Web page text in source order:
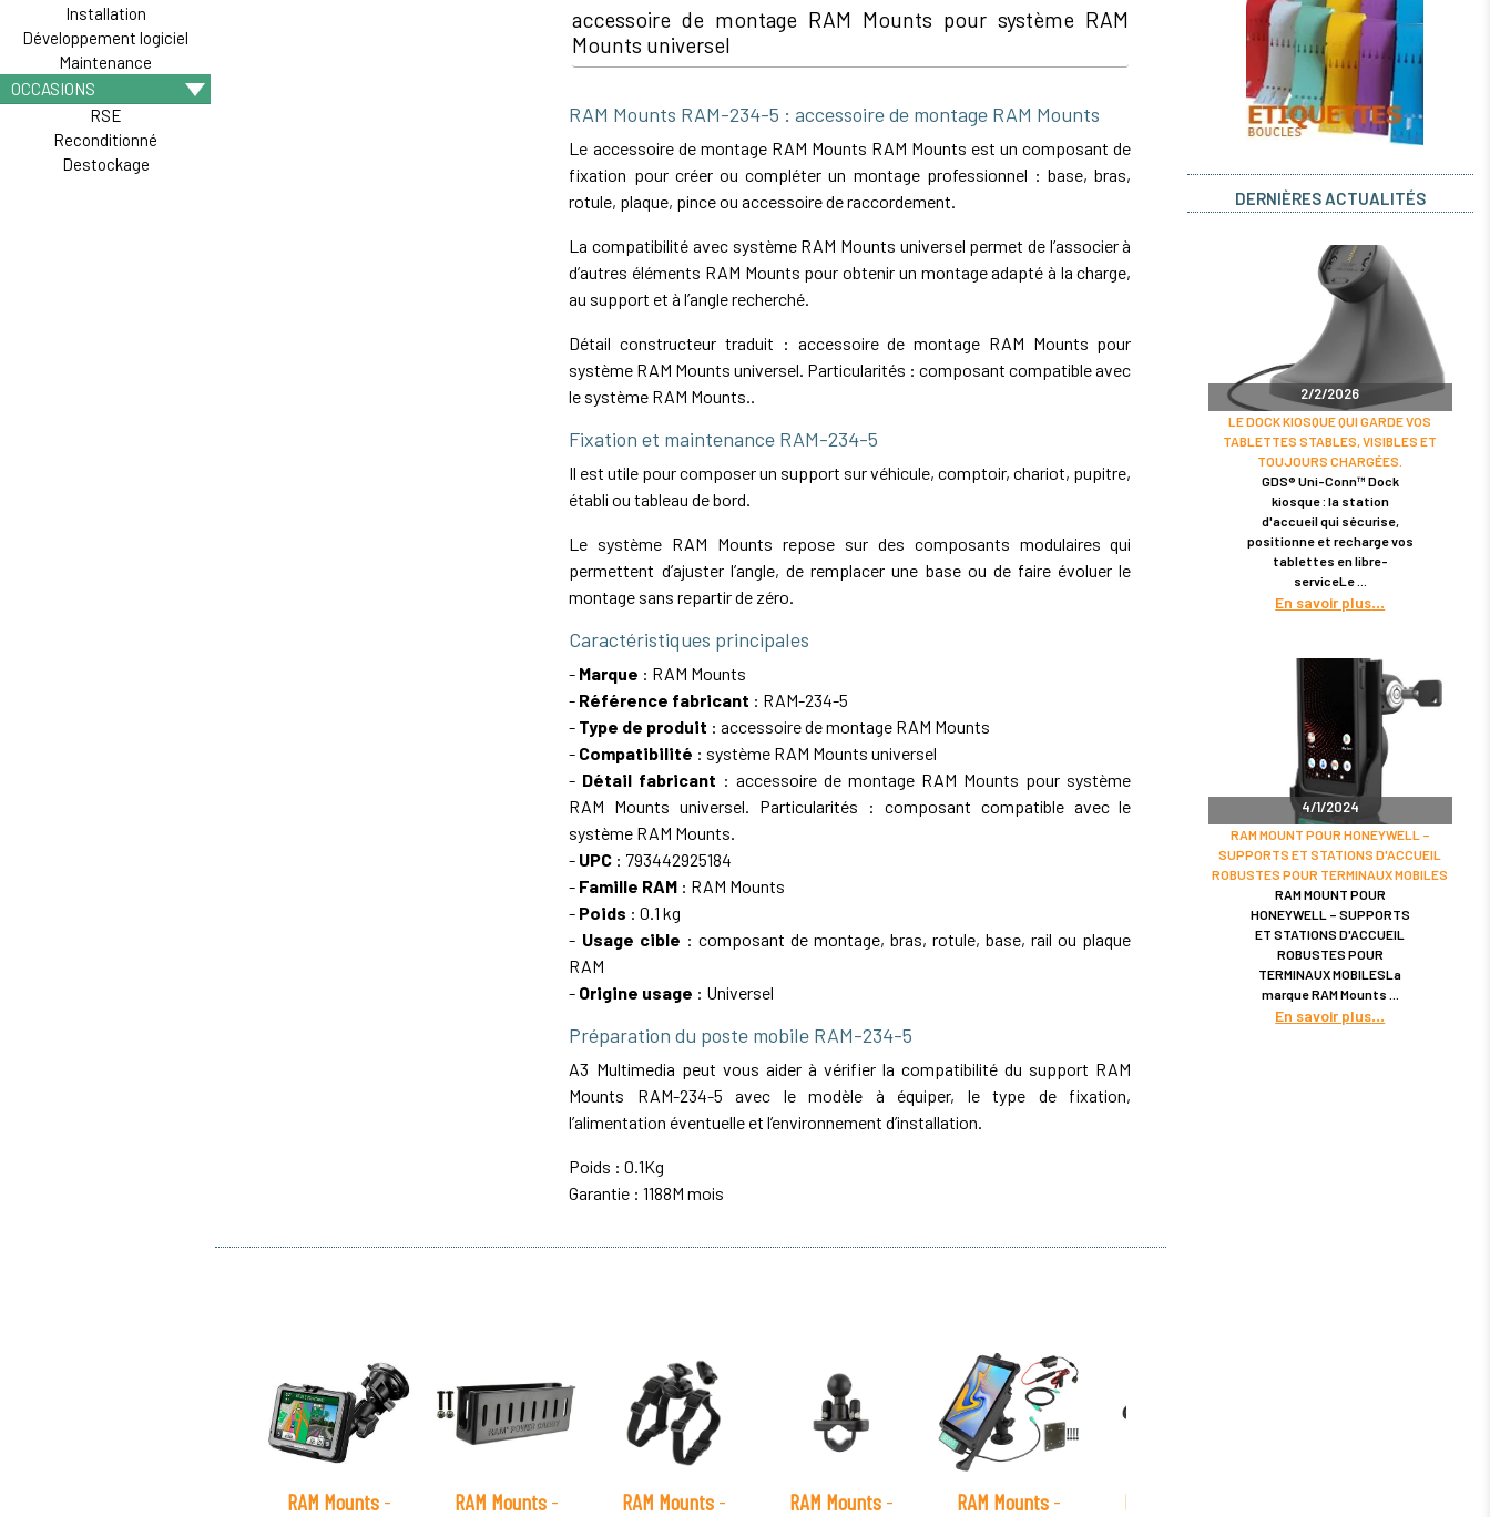
Installation
Développement logiciel
Maintenance
OCCASIONS
RSE
Reconditionné
Destockage
accessoire de montage RAM Mounts pour système RAM
Mounts universel
RAM Mounts RAM-234-5 : accessoire de montage RAM Mounts
Le accessoire de montage RAM Mounts RAM Mounts est un composant de
fixation pour créer ou compléter un montage professionnel : base, bras,
rotule, plaque, pince ou accessoire de raccordement.
La compatibilité avec système RAM Mounts universel permet de l’associer à
d’autres éléments RAM Mounts pour obtenir un montage adapté à la charge,
au support et à l’angle recherché.
Détail constructeur traduit : accessoire de montage RAM Mounts pour
système RAM Mounts universel. Particularités : composant compatible avec
le système RAM Mounts..
Fixation et maintenance RAM-234-5
Il est utile pour composer un support sur véhicule, comptoir, chariot, pupitre,
établi ou tableau de bord.
Le système RAM Mounts repose sur des composants modulaires qui
permettent d’ajuster l’angle, de remplacer une base ou de faire évoluer le
montage sans repartir de zéro.
Caractéristiques principales
- Marque : RAM Mounts
- Référence fabricant : RAM-234-5
- Type de produit : accessoire de montage RAM Mounts
- Compatibilité : système RAM Mounts universel
- Détail fabricant : accessoire de montage RAM Mounts pour système
RAM Mounts universel. Particularités : composant compatible avec le
système RAM Mounts.
- UPC : 793442925184
- Famille RAM : RAM Mounts
- Poids : 0.1 kg
- Usage cible : composant de montage, bras, rotule, base, rail ou plaque
RAM
- Origine usage : Universel
Préparation du poste mobile RAM-234-5
A3 Multimedia peut vous aider à vérifier la compatibilité du support RAM
Mounts RAM-234-5 avec le modèle à équiper, le type de fixation,
l’alimentation éventuelle et l’environnement d’installation.
Poids : 0.1Kg
Garantie : 1188M mois
RAM Mounts-
RAM Mounts-
RAM Mounts-
RAM Mounts-
RAM Mounts-
RAM Mounts
DERNIÈRES ACTUALITÉS
2/2/2026
LE DOCK KIOSQUE QUI GARDE VOS
TABLETTES STABLES, VISIBLES ET
TOUJOURS CHARGÉES.
GDS® Uni-Conn™ Dock
kiosque : la station
d'accueil qui sécurise,
positionne et recharge vos
tablettes en libre-
serviceLe
En savoir plus
4/1/2024
RAM MOUNT POUR HONEYWELL –
SUPPORTS ET STATIONS D'ACCUEIL
ROBUSTES POUR TERMINAUX MOBILES
RAM MOUNT POUR
HONEYWELL – SUPPORTS
ET STATIONS D'ACCUEIL
ROBUSTES POUR
TERMINAUX MOBILESLa
marque RAM Mounts
En savoir plus